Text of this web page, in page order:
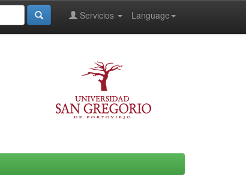
Language
Servicios